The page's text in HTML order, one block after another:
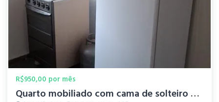
R$950,00 por mês
Quarto mobiliado com cama de solteiro e guarda roupas.